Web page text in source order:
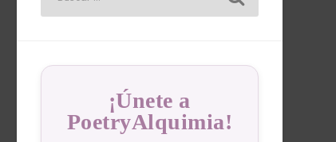
¡Únete a
PoetryAlquimia!